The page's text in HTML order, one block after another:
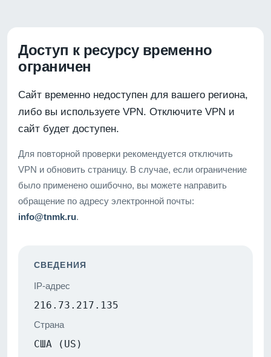
Доступ к ресурсу временно
ограничен
Сайт временно недоступен для вашего региона,
либо вы используете VPN. Отключите VPN и
сайт будет доступен.
Для повторной проверки рекомендуется отключить
VPN и обновить страницу. В случае, если ограничение
было применено ошибочно, вы можете направить
обращение по адресу электронной почты:
info@tnmk.ru.
СВЕДЕНИЯ
IP-адрес
216.73.217.135
Страна
США (US)